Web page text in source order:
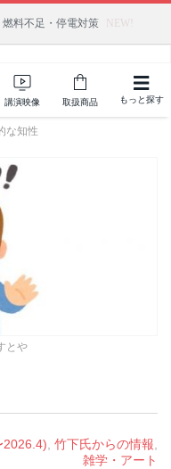
燃料不足・停電対策 NEW!
躍するジェルクリーム「アク
でポイント還元も✨
講演映像 取扱商品 もっと探す
な知性
とや
2026.4), 竹下氏からの情報,
雑学・アート